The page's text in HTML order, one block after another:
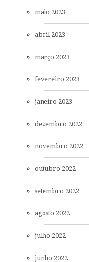
maio 2023
abril 2023
março 2023
fevereiro 2023
janeiro 2023
dezembro 2022
novembro 2022
outubro 2022
setembro 2022
agosto 2022
julho 2022
junho 2022